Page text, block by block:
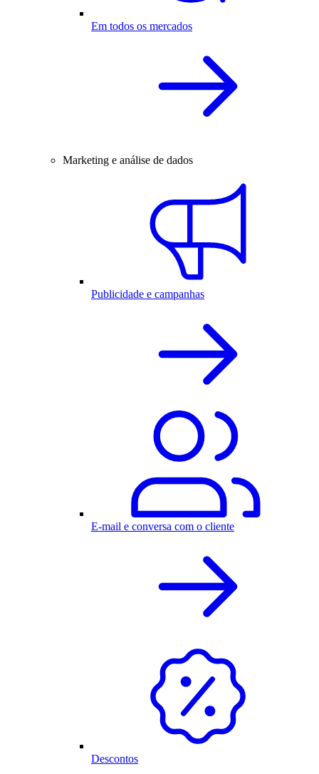
Em todos os mercados
Marketing e análise de dados
Publicidade e campanhas
E-mail e conversa com o cliente
Descontos